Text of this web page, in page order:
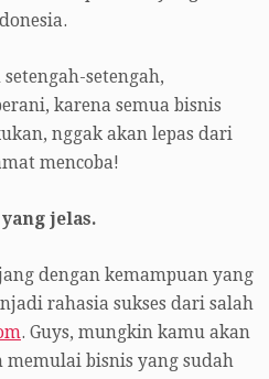
setengah,
karena semua bisnis
nggak akan lepas dari
mencoba!
jelas.
dengan kemampuan yang
rahasia sukses dari salah
. Guys, mungkin kamu akan
bisnis yang sudah